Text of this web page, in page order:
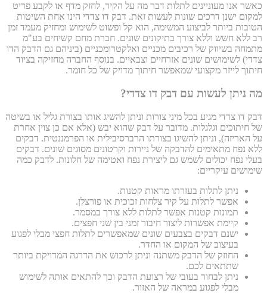
כאשר אנו מעוניינים לתלות דבר מה על הקיר, לחזק מדף או לקבע פריט
למקום ישנן דרכים שונות לעשות זאת. דבק דו צדדי הינו אחת השיטות
הטובות ביותר לביצוע המשימה, הוא קל ופשוט לשימוש ומחזיק מעמד זמן
רב ללא חשש וללא צורך בתיקונים שונים. חברת מחם קשיחים בע"מ
מתמחה בשיווק של רכיבים מכניים ואלקטרומכניים (ביניהם גם הדבק הדו
צדדי) לשימושים שונים אזרחיים וצבאיים. בנוסף החברה מחזיקה בציוד
חיתוך לייזר מקצועי שמאפשר חיתוך מדויק של כל חומר.
מה ניתן לעשות עם דבק דו צדדי?
דבק דו צדדי מגיע בכל מיני צורות וניתן להשיג אותו בצורת גליל או בשיטה
של חיתוכים וגלגלות. מדובר על דבק שהוא יבש (אלא אם כן צוין אחרת
על האריזה), וניתן להשיגו בצורתו הרברסיבילית או הפרמננטית. דבקים
ללא נפח מתאימים להדבקה של ניירות וקרטונים מסוגים שונים. דבקים
בעלי נפח יכולים לשמש גם ליצירת נפח ואטימה של חלונות. לדבק כמה
שימושים עיקריים:
ניתן לתלות בעזרתו מראות קטנות.
אפשר לתלות על קיר צלחות זכוכית או פורצלן.
תמונות קטנות אפשר לתלות ללא צורך במסמר.
קיימת אפשרות ליצור חיבור זמני בין שני חפצים.
ישנם דבקים בצבעים שונים שמאפשרים לתלות חפצי מבלי לפגוע
בעיצוב של המקום או החדר.
החוזק של הדבק משתנה וניתן לרכוש את הדרגה המדויקת ביותר
שתתאים לכם.
ניתן לבחור בעובי של רצועת הדבק וכך להתאים אותה לשימוש
מבלי לפגוע במראה של האזור.